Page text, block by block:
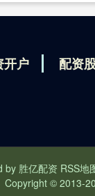
开户 配资
by 胜亿配资 RSS地
Copyright © 2013-